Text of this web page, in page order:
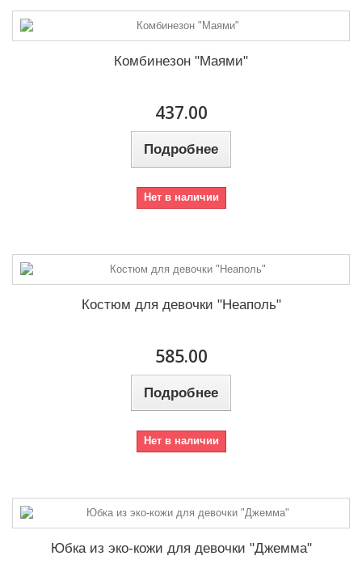
Комбинезон "Маями"
437.00
Подробнее
Нет в наличии
Костюм для девочки "Неаполь"
585.00
Подробнее
Нет в наличии
Юбка из эко-кожи для девочки "Джемма"